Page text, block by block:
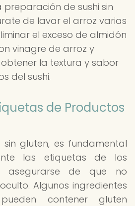
preparación de sushi sin
de lavar el arroz varias
el exceso de almidón
vinagre de arroz y
la textura y sabor
del sushi.
de Productos
gluten, es fundamental
las etiquetas de los
asegurarse de que no
Algunos ingredientes
contener gluten